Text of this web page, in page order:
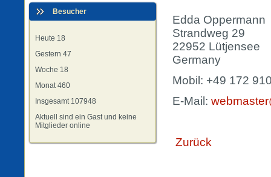
Besucher
Heute 18
Gestern 47
Woche 18
Monat460
Insgesamt 107948
Aktuell sind ein Gast und keine
Mitglieder online
Edda Oppermann
Strandweg 29
22952 Lütjensee
Germany
Mobil: +49 172
E-Mail:
Zurück